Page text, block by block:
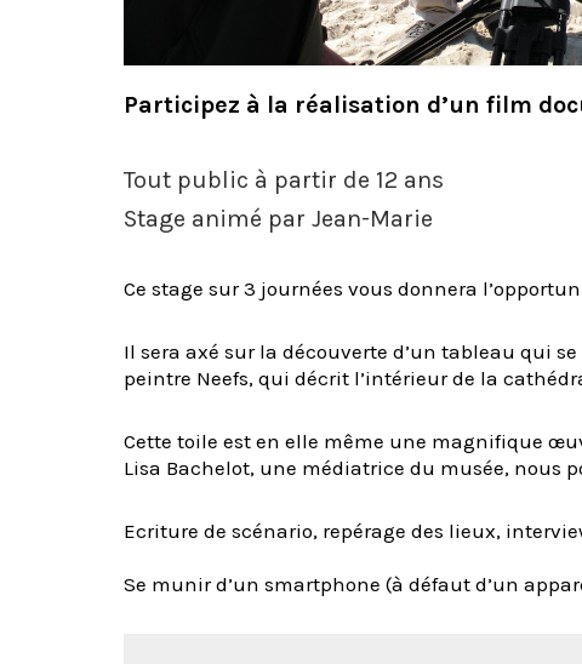
Participez à la réalisation d’un film
Tout public à partir de 12 ans
Stage animé par Jean-Marie
Ce stage sur 3 journées vous donnera
Il sera axé sur la découverte d’un tableau qui
peintre Neefs, qui décrit l’intérieur de la
Cette toile est en elle même une magnifique
Lisa Bachelot, une médiatrice du musée, nous
Ecriture de scénario, repérage des lieux,
Se munir d’un smartphone (à défaut d’un